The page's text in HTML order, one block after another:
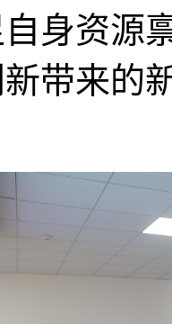
身资源
带来的